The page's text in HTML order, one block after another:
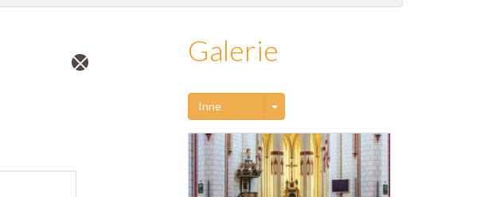
Zamknij
Galerie
Inne Toggle Dropdown